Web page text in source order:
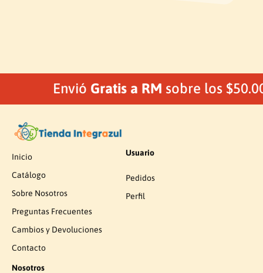
Envió Gratis a RM sobre los
Inicio
Catálogo
Sobre Nosotros
Preguntas Frecuentes
Cambios y Devoluciones
Contacto
Usuario
Pedidos
Perfil
Nosotros